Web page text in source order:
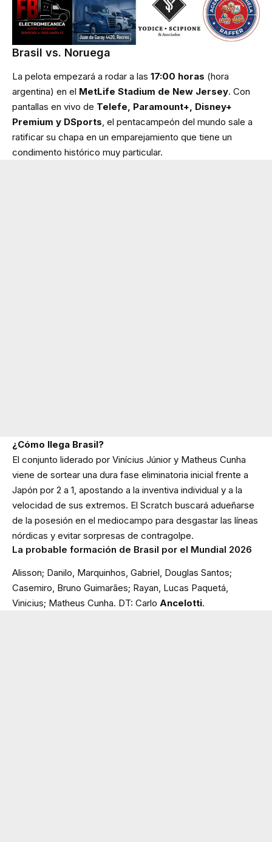
Brasil vs. Noruega
La pelota empezará a rodar a las 17:00 horas (hora
argentina) en el MetLife Stadium de New Jersey. Con
pantallas en vivo de Telefe, Paramount+, Disney+
Premium y DSports, el pentacampeón del mundo sale a
ratificar su chapa en un emparejamiento que tiene un
condimento histórico muy particular.
¿Cómo llega Brasil?
El conjunto liderado por Vinícius Júnior y Matheus Cunha
viene de sortear una dura fase eliminatoria inicial frente a
Japón por 2 a 1, apostando a la inventiva individual y a la
velocidad de sus extremos. El Scratch buscará adueñarse
de la posesión en el mediocampo para desgastar las líneas
nórdicas y evitar sorpresas de contragolpe.
La probable formación de Brasil por el Mundial 2026
Alisson; Danilo, Marquinhos, Gabriel, Douglas Santos;
Casemiro, Bruno Guimarães; Rayan, Lucas Paquetá,
Vinicius; Matheus Cunha. DT: Carlo Ancelotti.